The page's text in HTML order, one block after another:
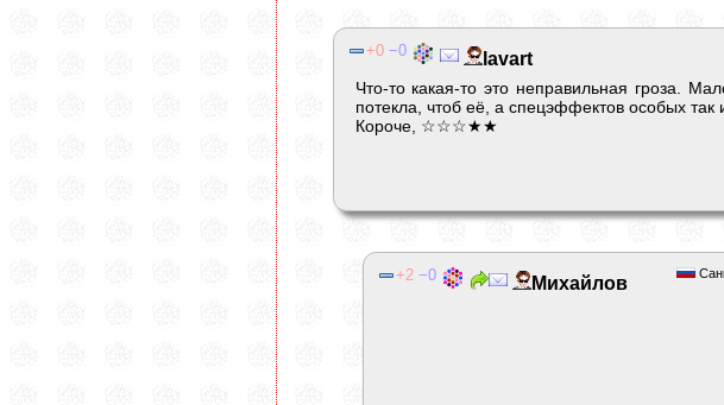
0 0 lavart
Что-то какая-то это неправильная гроза.
потекла, чтоб её, а спецэффектов особых так
Короче, ☆☆☆★★
2 0 Михайлов